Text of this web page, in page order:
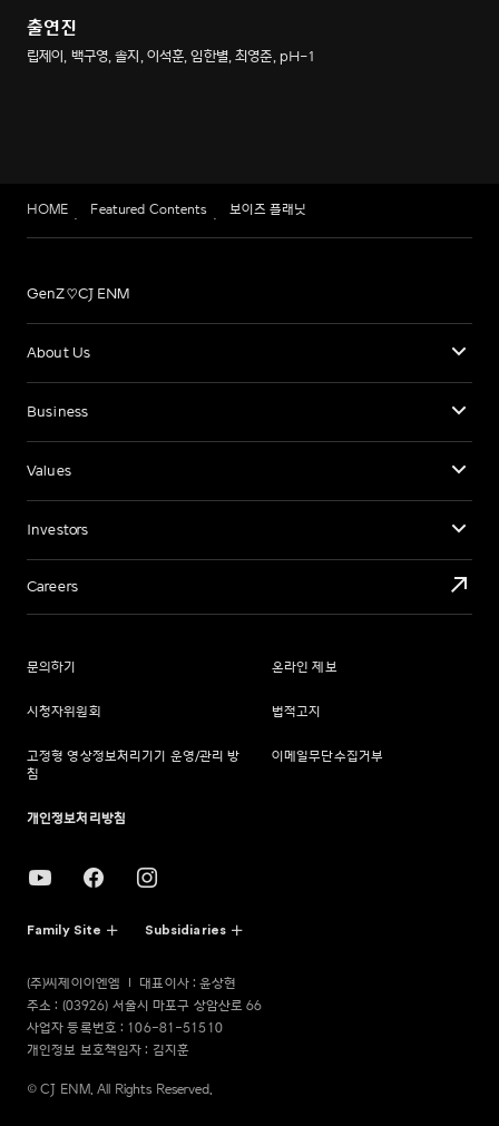
출연진
립제이, 백구영, 솔지, 이석훈, 임한별, 최영준, pH-1
HOME Featured Contents 보이즈 플래닛
GenZ♡CJ ENM
About Us
Business
Values
Investors
Careers
문의하기 온라인 제보
시청자위원회 법적고지
고정형 영상정보처리기기 운영/관리 방
침
이메일무단수집거부
개인정보처리방침
Family Site Subsidiaries
(주)씨제이이엔엠
대표이사 : 윤상현
주소 : (03926) 서울시 마포구 상암산로 66
사업자 등록번호 : 106-81-51510
개인정보 보호책임자 : 김지훈
© CJ ENM. All Rights Reserved.